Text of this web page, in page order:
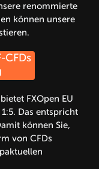
renommierte
können unsere
CFDs
FXOpen EU
Das entspricht
können Sie,
von CFDs